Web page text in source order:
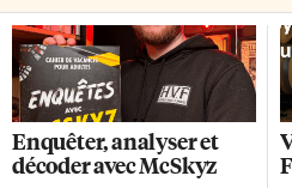
Enquêter, analyser et
décoder avec McSkyz